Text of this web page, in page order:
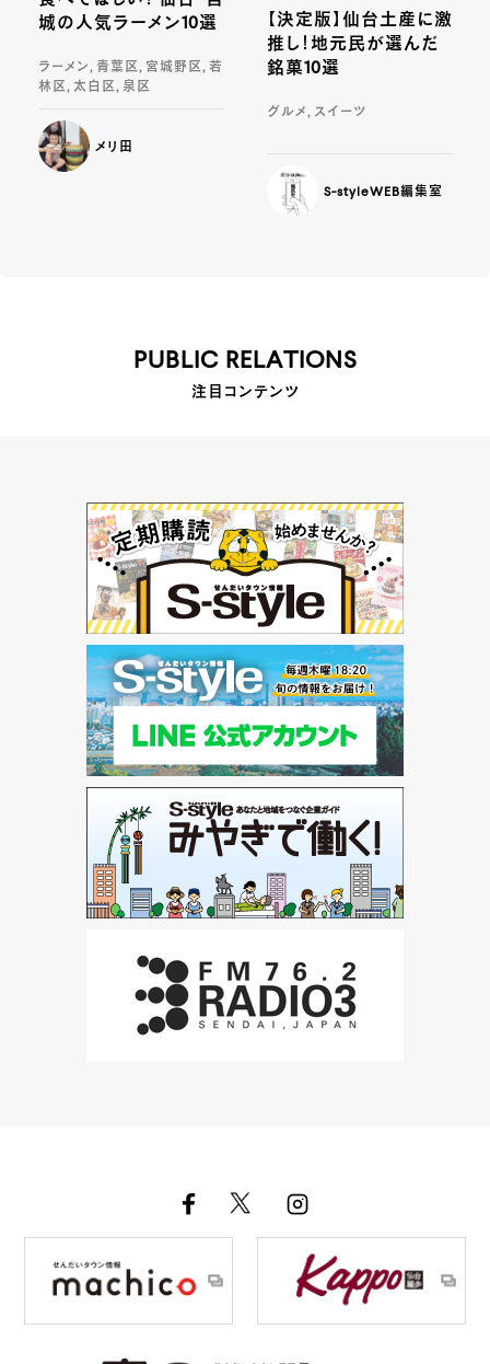
城の人気ラーメン10選
ラーメン, 青葉区, 宮城野区, 若
林区, 太白区, 泉区
メリ田
【決定版】仙台土産に激
推し！地元民が選んだ
銘菓10選
グルメ, スイーツ
S-styleWEB編集室
PUBLIC RELATIONS
注目コンテンツ